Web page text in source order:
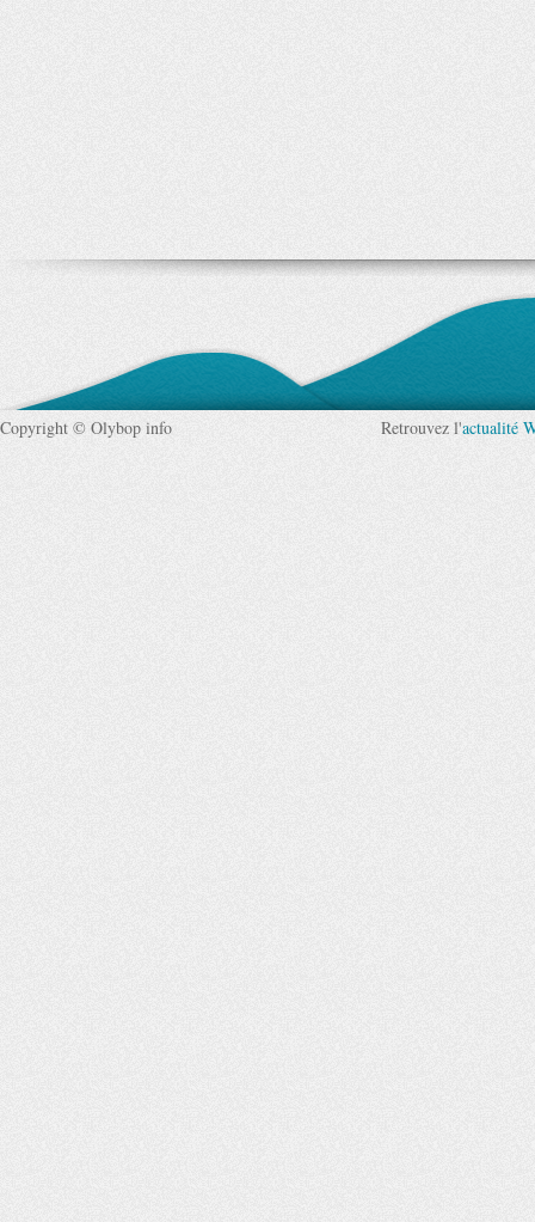
Copyright © Olybop info Retrouvez l'actualité